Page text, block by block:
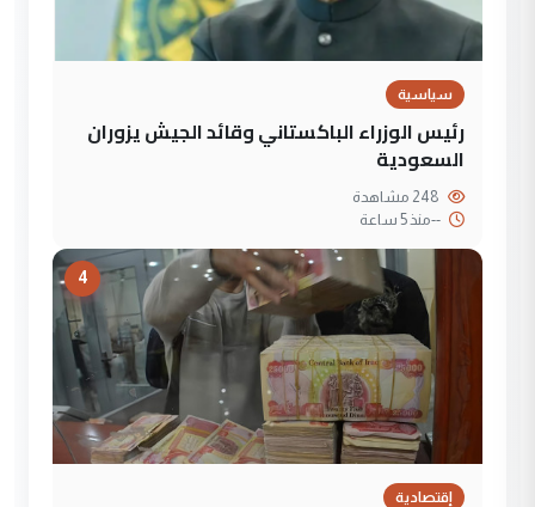
سياسية
رئيس الوزراء الباكستاني وقائد الجيش يزوران
السعودية
--منذ 5 ساعة
4
إقتصادية